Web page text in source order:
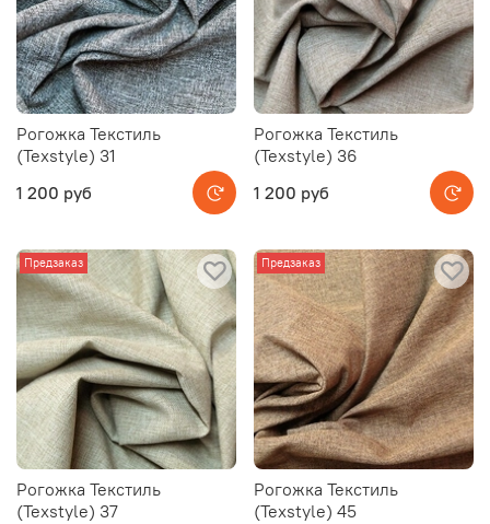
Рогожка Текстиль
(Texstyle) 31
1 200 руб
Рогожка Текстиль
(Texstyle) 36
1 200 руб
Предзаказ
Рогожка Текстиль
(Texstyle) 37
Предзаказ
Рогожка Текстиль
(Texstyle) 45